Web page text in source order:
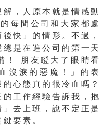
，人原本就是情感動
每間公司和大家都處
快」的情形。不過，
是在進公司的第一天
！ 朋友瞪大了眼睛看
沒淚的惡魔！」的表
心態真的很冷血嗎？
工作經驗告訴我，抱
去上班，說不定正是
要素。